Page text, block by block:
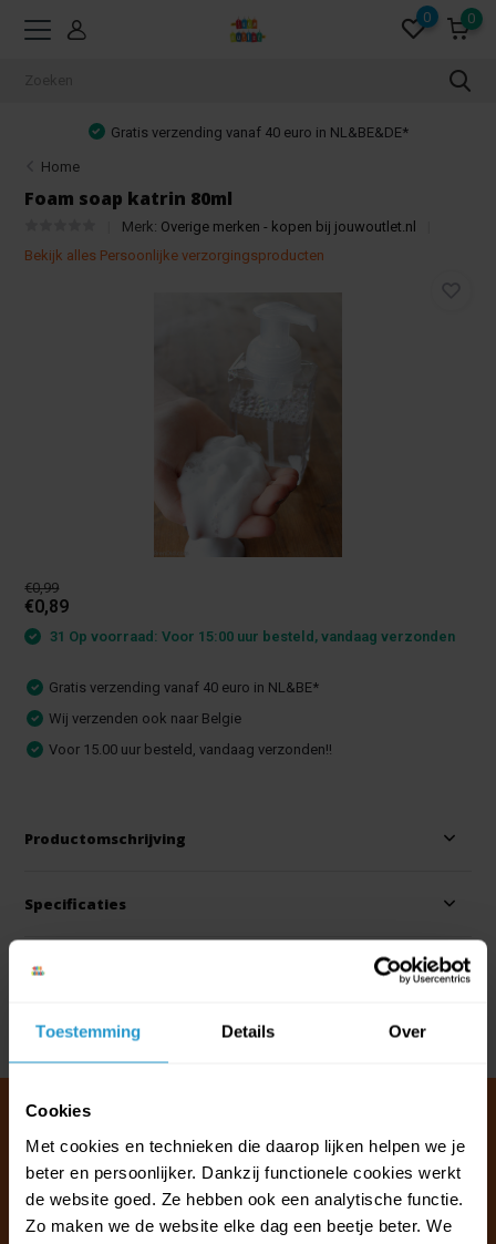
Toestemming Details Over
Cookies
Met cookies en technieken die daarop lijken helpen we je
beter en persoonlijker. Dankzij functionele cookies werkt
de website goed. Ze hebben ook een analytische functie.
Zo maken we de website elke dag een beetje beter. We
0 0
Gratis verzending vanaf 40 euro in NL&BE&DE*
Home
Foam soap katrin 80ml
Merk: Overige merken - kopen bij jouwoutlet.nl
Bekijk alles Persoonlijke verzorgingsproducten
€0,99
€0,89
31 Op voorraad: Voor 15:00 uur besteld, vandaag verzonden
Gratis verzending vanaf 40 euro in NL&BE*
Wij verzenden ook naar Belgie
Voor 15.00 uur besteld, vandaag verzonden!!
Productomschrijving
Specificaties
Reviews
Delen
Klantenservice & FAQ
Wij staan voor u klaar.